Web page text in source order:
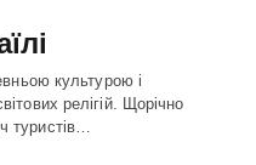
культурою і
релігій. Щорічно
туристів…